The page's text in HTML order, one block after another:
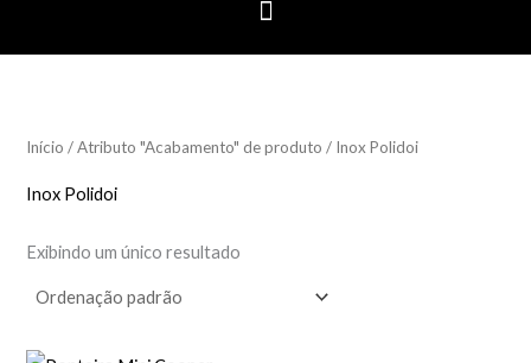
Início / Atributo "Acabamento" de produto / Inox Polidoi
Inox Polidoi
Exibindo um único resultado